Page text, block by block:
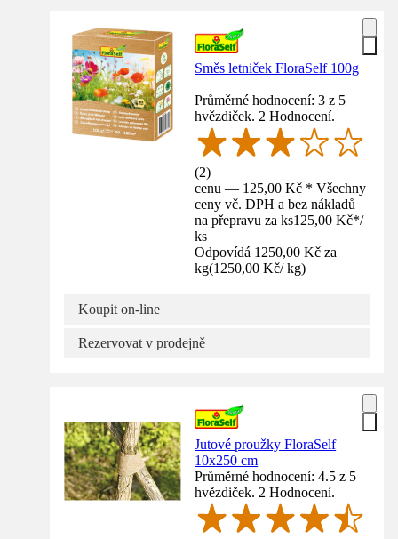
Směs letniček FloraSelf 100g
Průměrné hodnocení: 3 z 5
hvězdiček. 2 Hodnocení.
(2)
cenu — 125,00 Kč * Všechny
ceny vč. DPH a bez nákladů
na přepravu za ks125,00 Kč*/
ks
Odpovídá 1250,00 Kč za
kg(1250,00 Kč/ kg)
Koupit on-line
Rezervovat v prodejně
Jutové proužky FloraSelf
10x250 cm
Průměrné hodnocení: 4.5 z 5
hvězdiček. 2 Hodnocení.